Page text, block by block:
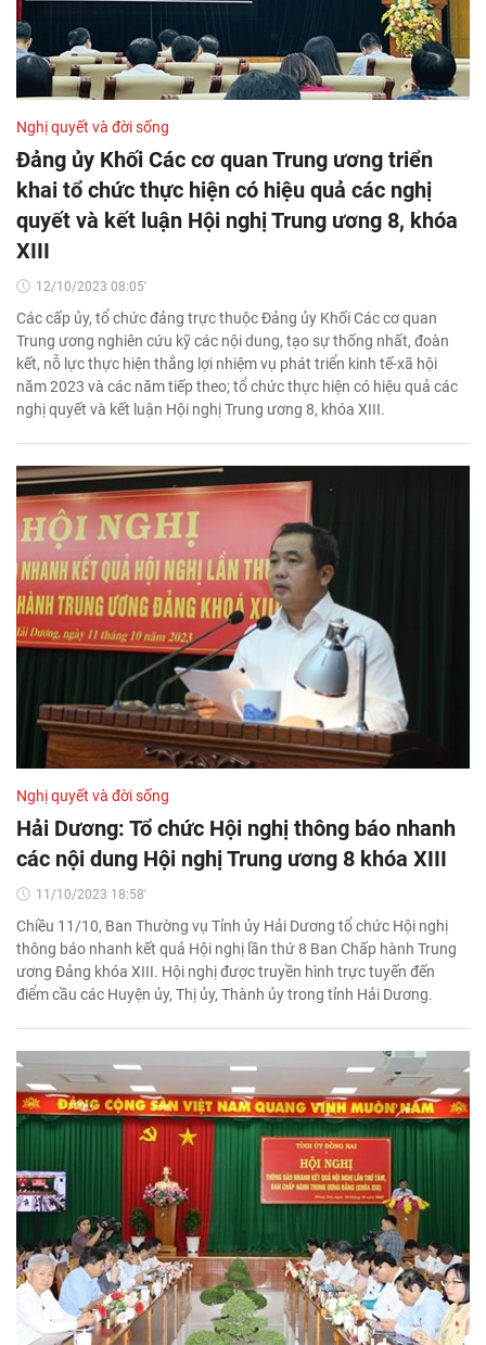
Nghị quyết và đời sống
Đảng ủy Khối Các cơ quan Trung ương triển
khai tổ chức thực hiện có hiệu quả các nghị
quyết và kết luận Hội nghị Trung ương 8, khóa
XIII
12/10/2023 08:05'
Các cấp ủy, tổ chức đảng trực thuộc Đảng ủy Khối Các cơ quan
Trung ương nghiên cứu kỹ các nội dung, tạo sự thống nhất, đoàn
kết, nỗ lực thực hiện thắng lợi nhiệm vụ phát triển kinh tế-xã hội
năm 2023 và các năm tiếp theo; tổ chức thực hiện có hiệu quả các
nghị quyết và kết luận Hội nghị Trung ương 8, khóa XIII.
Nghị quyết và đời sống
Hải Dương: Tổ chức Hội nghị thông báo nhanh
các nội dung Hội nghị Trung ương 8 khóa XIII
11/10/2023 18:58'
Chiều 11/10, Ban Thường vụ Tỉnh ủy Hải Dương tổ chức Hội nghị
thông báo nhanh kết quả Hội nghị lần thứ 8 Ban Chấp hành Trung
ương Đảng khóa XIII. Hội nghị được truyền hình trực tuyến đến
điểm cầu các Huyện ủy, Thị ủy, Thành ủy trong tỉnh Hải Dương.